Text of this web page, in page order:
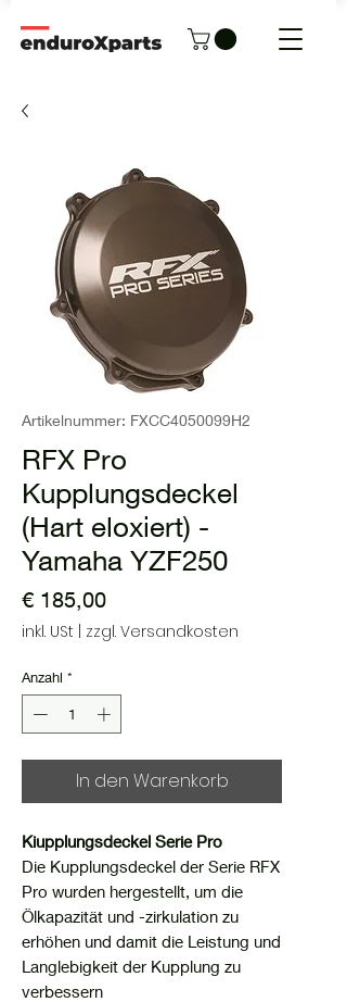
Artikelnummer: FXCC4050099H2
RFX Pro
Kupplungsdeckel
(Hart eloxiert) -
Yamaha YZF250
€ 185,00Preis
inkl. USt zzgl. Versandkosten
Anzahl *
In den Warenkorb
Kiupplungsdeckel Serie Pro
Die Kupplungsdeckel der Serie RFX
Pro wurden hergestellt, um die
Ölkapazität und -zirkulation zu
erhöhen und damit die Leistung und
Langlebigkeit der Kupplung zu
verbessern